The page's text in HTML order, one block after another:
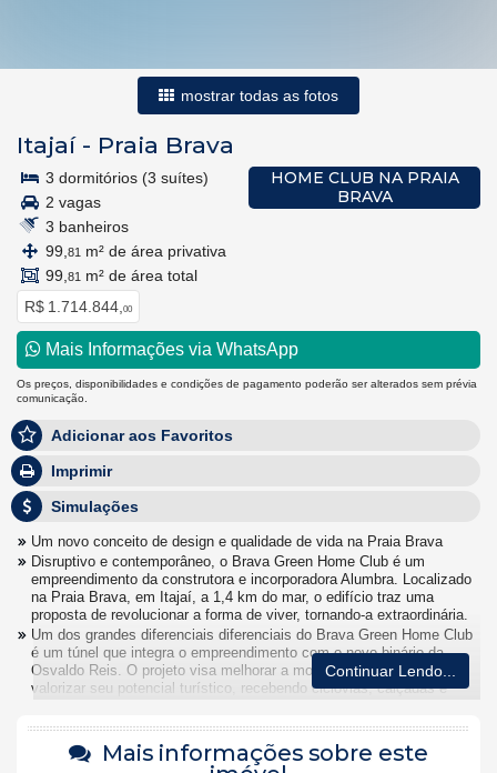
mostrar todas as fotos
Itajaí- Praia Brava
HOME CLUB NA PRAIA
BRAVA
3 dormitórios (3 suítes)
2 vagas
3 banheiros
99, 81 m² de área privativa
99, 81 m² de área total
R$ 1.714.844, 00
Mais Informações via WhatsApp
Os preços, disponibilidades e condições de pagamento poderão ser alterados sem prévia
comunicação.
Adicionar aos Favoritos
Imprimir
Simulações
Um novo conceito de design e qualidade de vida na Praia Brava
Disruptivo e contemporâneo, o Brava Green Home Club é um
empreendimento da construtora e incorporadora Alumbra. Localizado
na Praia Brava, em Itajaí, a 1,4 km do mar, o edifício traz uma
proposta de revolucionar a forma de viver, tornando-a extraordinária.
Um dos grandes diferenciais diferenciais do Brava Green Home Club
é um túnel que integra o empreendimento com o novo binário da
Osvaldo Reis. O projeto visa melhorar a mobilidade da região e
valorizar seu potencial turístico, recebendo ciclovias, calçadas e
Os apartamentos à venda no Brava Green Home Club têm 77 a 100
m², com 1 a 3 quartos e varanda. Ainda há a opção de lofts tipo
duplex, que têm sacadas com churrasqueira. As unidades também
Continuar Lendo...
Mais informações sobre este